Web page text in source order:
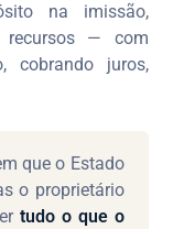
na imissão,
recursos — com
cobrando juros,
que o Estado
o proprietário
tudo o que o